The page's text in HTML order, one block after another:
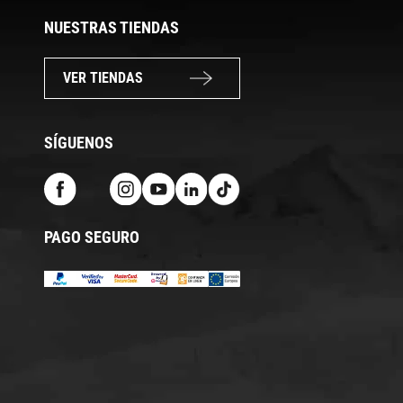
NUESTRAS TIENDAS
VER TIENDAS
SÍGUENOS
PAGO SEGURO